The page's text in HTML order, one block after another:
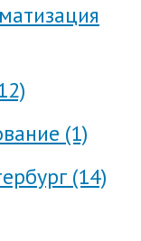
(1)
(14)